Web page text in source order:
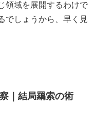
領域を展開するわけで
でしょうから、早く見
｜結局羂索の術